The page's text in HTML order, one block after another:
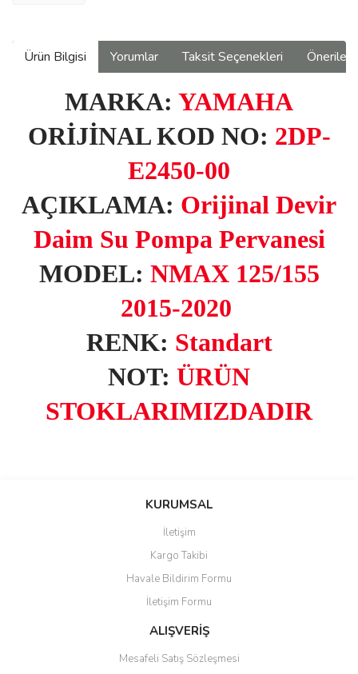
Ürün Bilgisi Yorumlar Taksit Seçenekleri
MARKA: YAMAHA
ORİJİNAL KOD NO: 2DP-
E2450-00
AÇIKLAMA: Orijinal Devir
Daim Su Pompa Pervanesi
MODEL: NMAX 125/155
2015-2020
RENK: Standart
NOT: ÜRÜN
STOKLARIMIZDADIR
Bu ürüne ilk yorumu siz yapın!
Ürün resmi kalitesiz, bozuk veya görüntülenemiyor.
Ürün açıklamasında eksik bilgiler bulunuyor.
Ürün bilgilerinde hatalar bulunuyor.
Ürün fiyatı diğer sitelerden daha pahalı.
KURUMSAL
İletişim
Kargo Takibi
Havale Bildirim Formu
İletişim Formu
ALIŞVERİŞ
Mesafeli Satış Sözleşmesi